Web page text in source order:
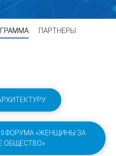
ПАРТНЕРЫ
ФОРУМА «ЖЕНЩИНЫ ЗА
ОБЩЕСТВО»